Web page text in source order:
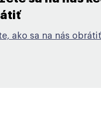
ako sa na nás obrátiť